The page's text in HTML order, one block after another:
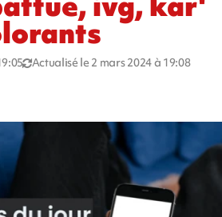
Actualisé le 2 mars 2024 à 19:08